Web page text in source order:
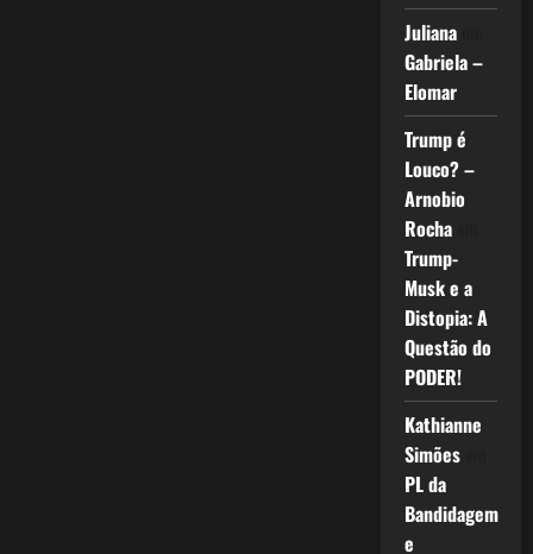
Julianaem
Gabriela –
Elomar
Trump é
Louco? –
Arnobio
Rochaem
Trump-
Musk e a
Distopia: A
Questão do
PODER!
Kathianne
Simõesem
PL da
Bandidagem
e